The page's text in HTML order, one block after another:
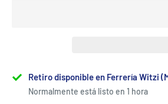
Retiro disponible en Ferrería Witzi
Normalmente está listo en 1 hora